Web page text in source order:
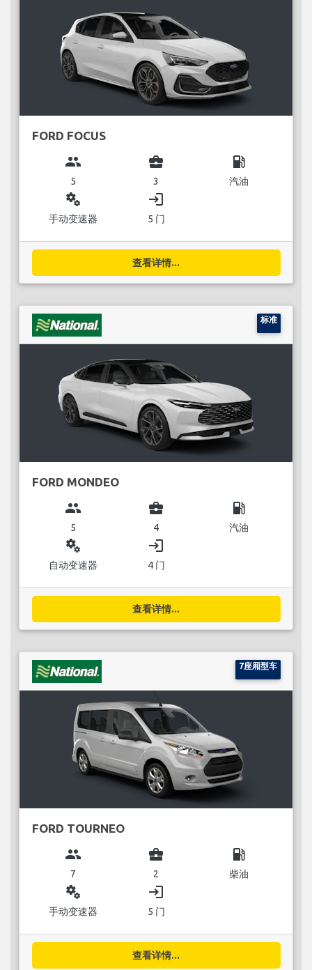
FORD FOCUS
group
5
business_center
3
local_gas_station
汽油
miscellaneous_services
手动变速器
login
5 门
查看详情...
标准
FORD MONDEO
group
5
business_center
4
local_gas_station
汽油
miscellaneous_services
自动变速器
login
4 门
查看详情...
7座厢型车
FORD TOURNEO
group
7
business_center
2
local_gas_station
柴油
miscellaneous_services
手动变速器
login
5 门
查看详情...